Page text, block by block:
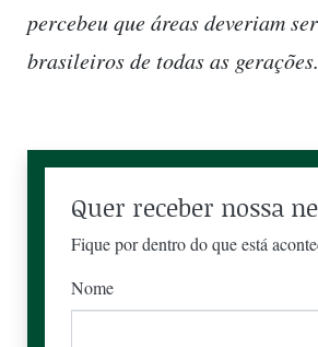
percebeu que áreas deveriam
brasileiros de todas as gerações.
Quer receber nossa
Fique por dentro do que está
Nome